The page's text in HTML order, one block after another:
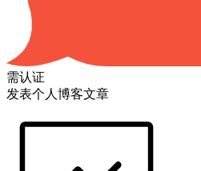
需认证
发表个人博客文章